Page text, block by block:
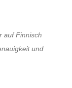
auf Finnisch
und